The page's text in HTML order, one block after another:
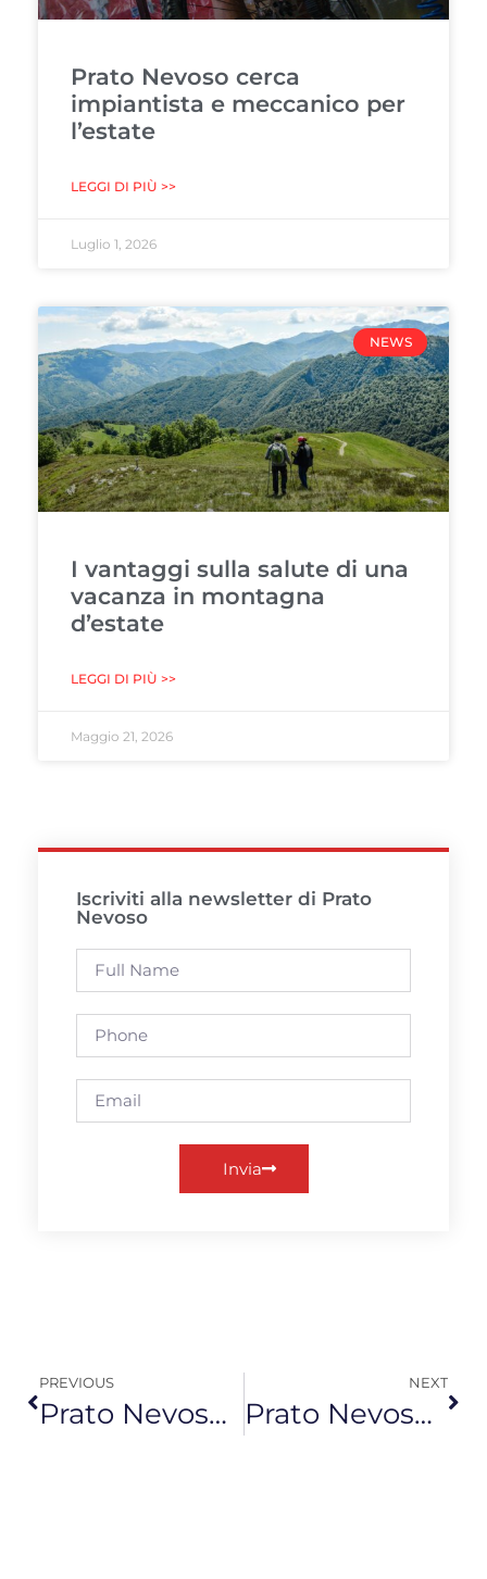
Prato Nevoso cerca
impiantista e meccanico per
l’estate
LEGGI DI PIÙ >>
Luglio 1, 2026
NEWS
I vantaggi sulla salute di una
vacanza in montagna
d’estate
LEGGI DI PIÙ >>
Maggio 21, 2026
Iscriviti alla newsletter di Prato
Nevoso
Invia
PREVIOUS
Prato Nevoso, grande successo per l’Open Season: neve perfetta e big show con Fred De Palma
NEXT
Prato Nevoso, piano investimenti da oltre 60 milioni di euro nel triennio 2026-2028